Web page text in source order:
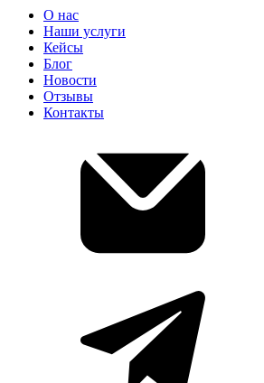
О нас
Наши услуги
Кейсы
Блог
Новости
Отзывы
Контакты